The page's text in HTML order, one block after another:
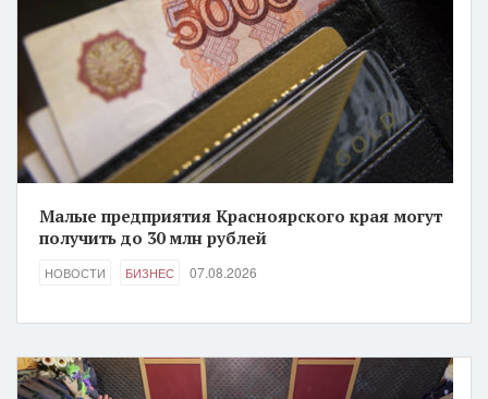
Малые предприятия Красноярского края могут
получить до 30 млн рублей
НОВОСТИ БИЗНЕС 07.08.2026